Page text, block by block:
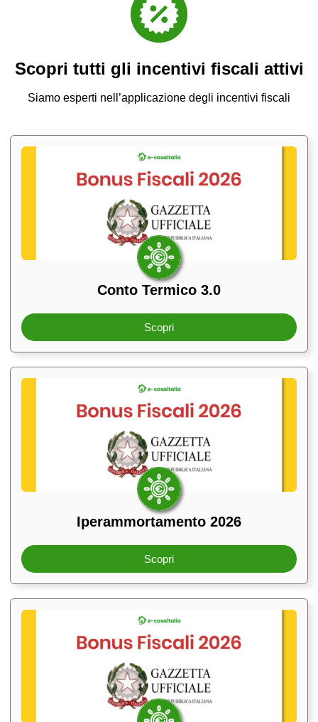
Scopri tutti gli incentivi fiscali attivi
Siamo esperti nell’applicazione degli incentivi fiscali
Conto Termico 3.0
Scopri
Iperammortamento 2026
Scopri